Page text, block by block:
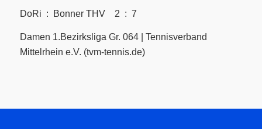
DoRi : Bonner THV 2 : 7
Damen 1.Bezirksliga Gr. 064 | Tennisverband
Mittelrhein e.V. (tvm-tennis.de)